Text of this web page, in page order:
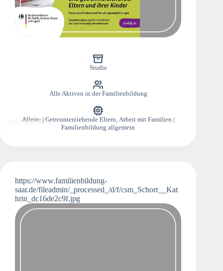
Studie
Alle Aktiven in der Familienbildung
Allein- | Getrennterziehende Eltern, Arbeit mit Familien |
Familienbildung allgemein
https://www.familienbildung-
saar.de/fileadmin/_processed_/d/f/csm_Schorr__Kat
hrin_dc16de2c9f.jpg
Jetzt anmelden!